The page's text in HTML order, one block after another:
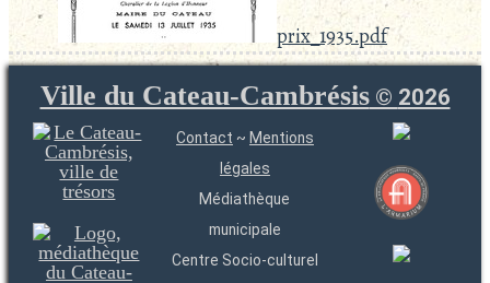
prix_1935.pdf
Ville du Cateau-Cambrésis© 2026
Contact ~ Mentions
légales
Médiathèque
municipale
Centre Socio-culturel